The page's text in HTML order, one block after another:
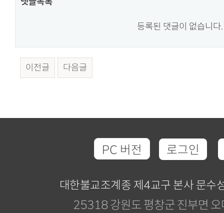
등록된 댓글이 없습니다.
이전글 다음글
PC 버전 로그인
대한불교조계종 제4교구 본사 문수
25318 강원도 평창군 진부면